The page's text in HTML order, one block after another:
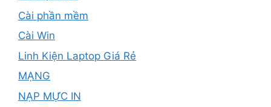
Cài phần mềm
Cài Win
Linh Kiện Laptop Giá Rẻ
MẠNG
NẠP MỰC IN